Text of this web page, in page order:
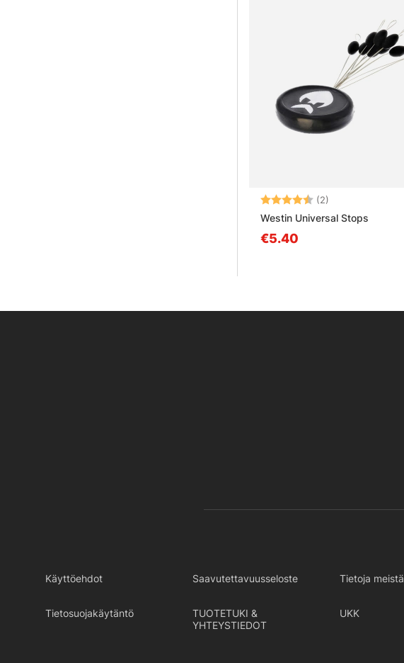
Arvio: (2)
Westin Universal Stops
€5.40
Käyttöehdot Saavutettavuusseloste Tietoja meistä
Tietosuojakäytäntö
TUOTETUKI &
YHTEYSTIEDOT
UKK